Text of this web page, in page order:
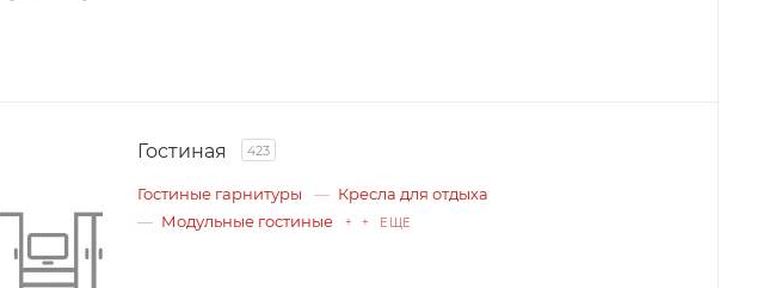
Гостиная 423
Гостиные гарнитуры
Кресла для отдыха
Модульные гостиные
+ + ЕЩЕ